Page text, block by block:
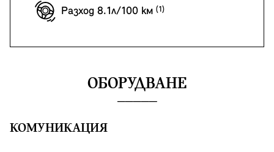
Разход 8.1л/100 км
ОБОРУДВАНЕ
КОМУНИКАЦИЯ